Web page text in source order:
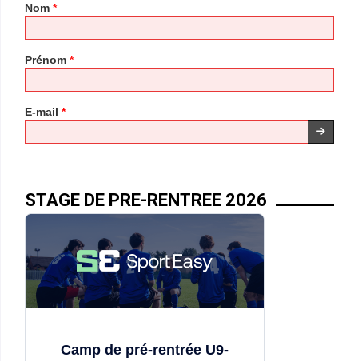
Nom *
Prénom *
E-mail *
STAGE DE PRE-RENTREE 2026
Camp de pré-rentrée U9-